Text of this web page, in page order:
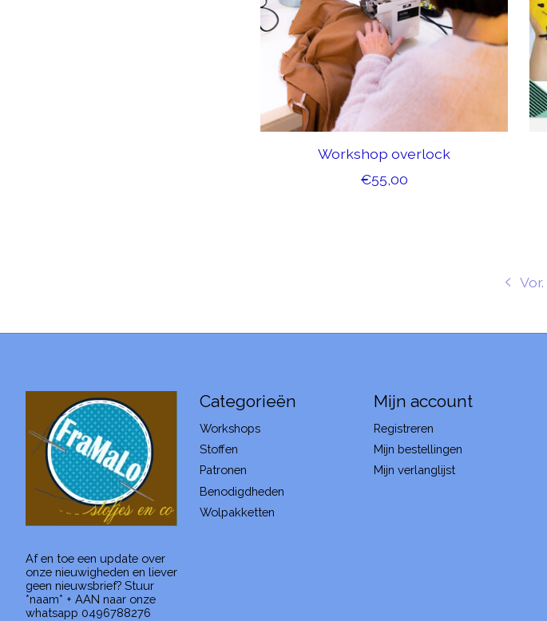
Workshop overlock
€55,00
Vor.
Af en toe een update over
onze nieuwigheden en liever
geen nieuwsbrief? Stuur
*naam* + AAN naar onze
whatsapp 0496788276
Categorieën
Workshops
Stoffen
Patronen
Benodigdheden
Wolpakketten
Mijn account
Registreren
Mijn bestellingen
Mijn verlanglijst